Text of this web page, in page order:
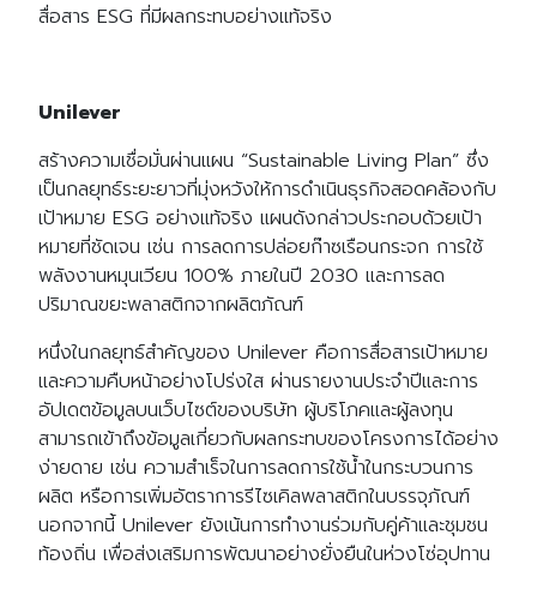
สื่อสาร ESG ที่มีผลกระทบอย่างแท้จริง
Unilever
สร้างความเชื่อมั่นผ่านแผน “Sustainable Living Plan” ซึ่ง
เป็นกลยุทธ์ระยะยาวที่มุ่งหวังให้การดำเนินธุรกิจสอดคล้องกับ
เป้าหมาย ESG อย่างแท้จริง แผนดังกล่าวประกอบด้วยเป้า
หมายที่ชัดเจน เช่น การลดการปล่อยก๊าซเรือนกระจก การใช้
พลังงานหมุนเวียน 100% ภายในปี 2030 และการลด
ปริมาณขยะพลาสติกจากผลิตภัณฑ์
หนึ่งในกลยุทธ์สำคัญของ Unilever คือการสื่อสารเป้าหมาย
และความคืบหน้าอย่างโปร่งใส ผ่านรายงานประจำปีและการ
อัปเดตข้อมูลบนเว็บไซต์ของบริษัท ผู้บริโภคและผู้ลงทุน
สามารถเข้าถึงข้อมูลเกี่ยวกับผลกระทบของโครงการได้อย่าง
ง่ายดาย เช่น ความสำเร็จในการลดการใช้น้ำในกระบวนการ
ผลิต หรือการเพิ่มอัตราการรีไซเคิลพลาสติกในบรรจุภัณฑ์
นอกจากนี้ Unilever ยังเน้นการทำงานร่วมกับคู่ค้าและชุมชน
ท้องถิ่น เพื่อส่งเสริมการพัฒนาอย่างยั่งยืนในห่วงโซ่อุปทาน